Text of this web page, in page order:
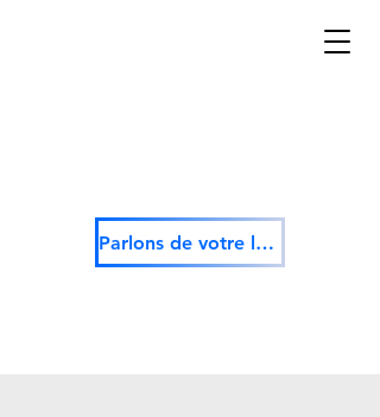
Parlons de votre logement